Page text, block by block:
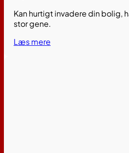
Kan hurtigt invadere din bolig,
stor gene.
Læs mere